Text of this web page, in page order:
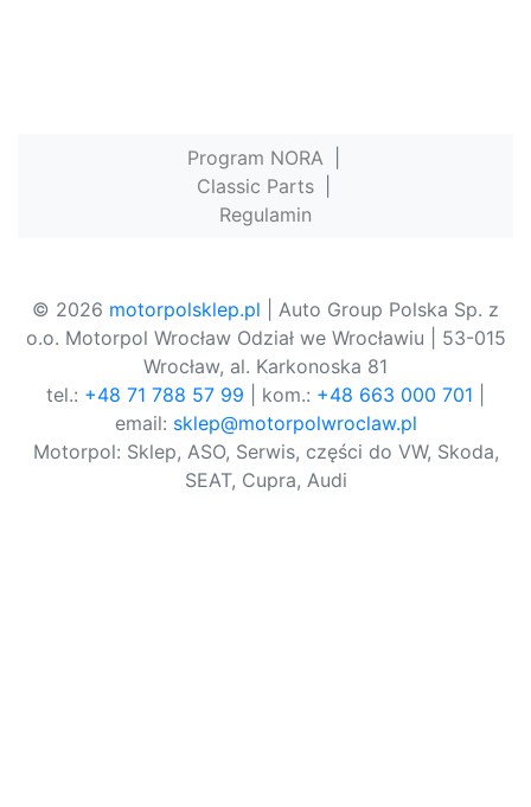
Program NORA
Classic Parts
Regulamin
© 2026 motorpolsklep.pl | Auto Group Polska Sp. z
o.o. Motorpol Wrocław Odział we Wrocławiu | 53-015
Wrocław, al. Karkonoska 81
tel.: +48 71 788 57 99 | kom.: +48 663 000 701
email: sklep@motorpolwroclaw.pl
Motorpol: Sklep, ASO, Serwis, części do VW, Skoda,
SEAT, Cupra, Audi